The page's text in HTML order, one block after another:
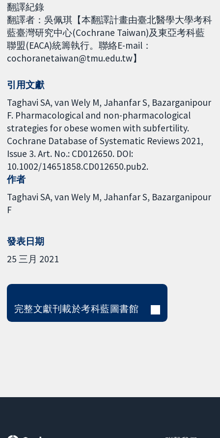
翻譯紀錄
翻譯者：吳佩琪【本翻譯計畫由臺北醫學大學考科
藍臺灣研究中心(Cochrane Taiwan)及東亞考科藍
聯盟(EACA)統籌執行。聯絡E-mail：
cochoranetaiwan@tmu.edu.tw】
引用文獻
Taghavi SA, van Wely M, Jahanfar S, Bazarganipour
F. Pharmacological and non-pharmacological
strategies for obese women with subfertility.
Cochrane Database of Systematic Reviews 2021,
Issue 3. Art. No.: CD012650. DOI:
10.1002/14651858.CD012650.pub2.
作者
Taghavi SA van Wely M Jahanfar S Bazarganipour
F
發表日期
25 三月 2021
完整文獻刊載於考科藍圖書館